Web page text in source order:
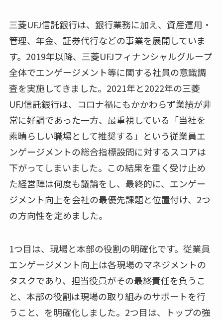
三菱UFJ信託銀行は、銀行業務に加え、資産運用・
管理、年金、証券代行などの事業を展開していま
す。2019年以降、三菱UFJフィナンシャルグループ
全体でエンゲージメント等に関する社員の意識調
査を実施してきました。2021年と2022年の三菱
UFJ信託銀行は、コロナ禍にもかかわらず業績が非
常に好調であった一方、最重視している「当社を
素晴らしい職場として推奨する」という従業員エ
ンゲージメントの総合指標設問に対するスコアは
下がってしまいました。この結果を重く受け止め
た経営陣は何度も議論をし、最終的に、エンゲー
ジメント向上を会社の最優先課題と位置付け、2つ
の方向性を定めました。
1つ目は、現場と本部の役割の明確化です。従業員
エンゲージメント向上は各現場のマネジメントの
タスクであり、担当役員がその最終責任を負うこ
と、本部の役割は現場の取り組みのサポートを行
うこと、を明確化しました。2つ目は、トップの強